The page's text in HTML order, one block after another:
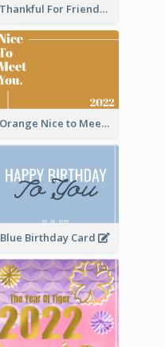
Thankful For Friendship Greeting Card
Orange Nice to Meet You Greeting Card
Blue Birthday Card